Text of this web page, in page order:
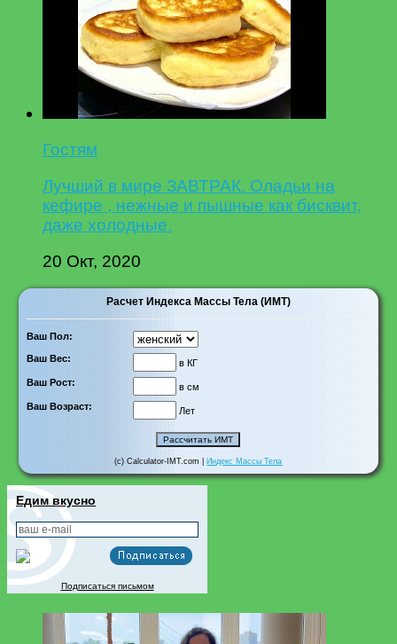
Гостям
Лучший в мире ЗАВТРАК. Оладьи на
кефире , нежные и пышные как бисквит,
даже холодные.
20 Окт, 2020
Расчет Индекса Массы Тела (ИМТ)
Ваш Пол:
Ваш Вес:
в КГ
Ваш Рост:
в см
Ваш Возраст:
Лет
(c) Calculator-IMT.com | Индекс Массы Тела
Едим вкусно
Подписаться письмом